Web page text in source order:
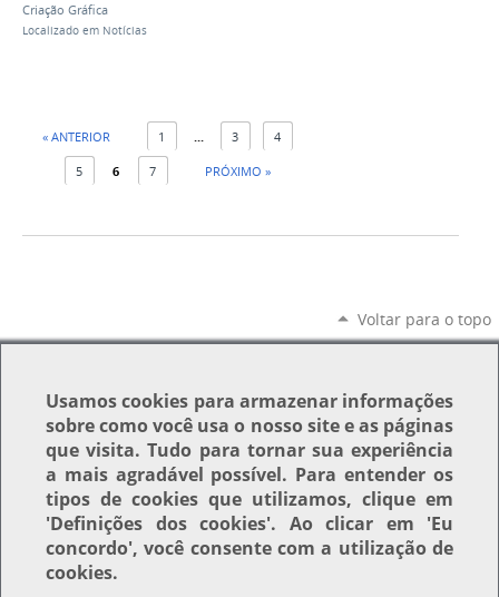
Criação Gráfica
Localizado em Notícias
« ANTERIOR 1 ... 3 4
5 6 7 PRÓXIMO »
Voltar para o topo
Usamoscookies para armazenar informações
sobre como você usa o nosso site e as páginas
que visita. Tudo para tornar sua experiência
a mais agradável possível. Para entender os
tipos de cookies que utilizamos, clique em
'Definições dos cookies'. Ao clicar em 'Eu
concordo', você consente com a utilização de
cookies.